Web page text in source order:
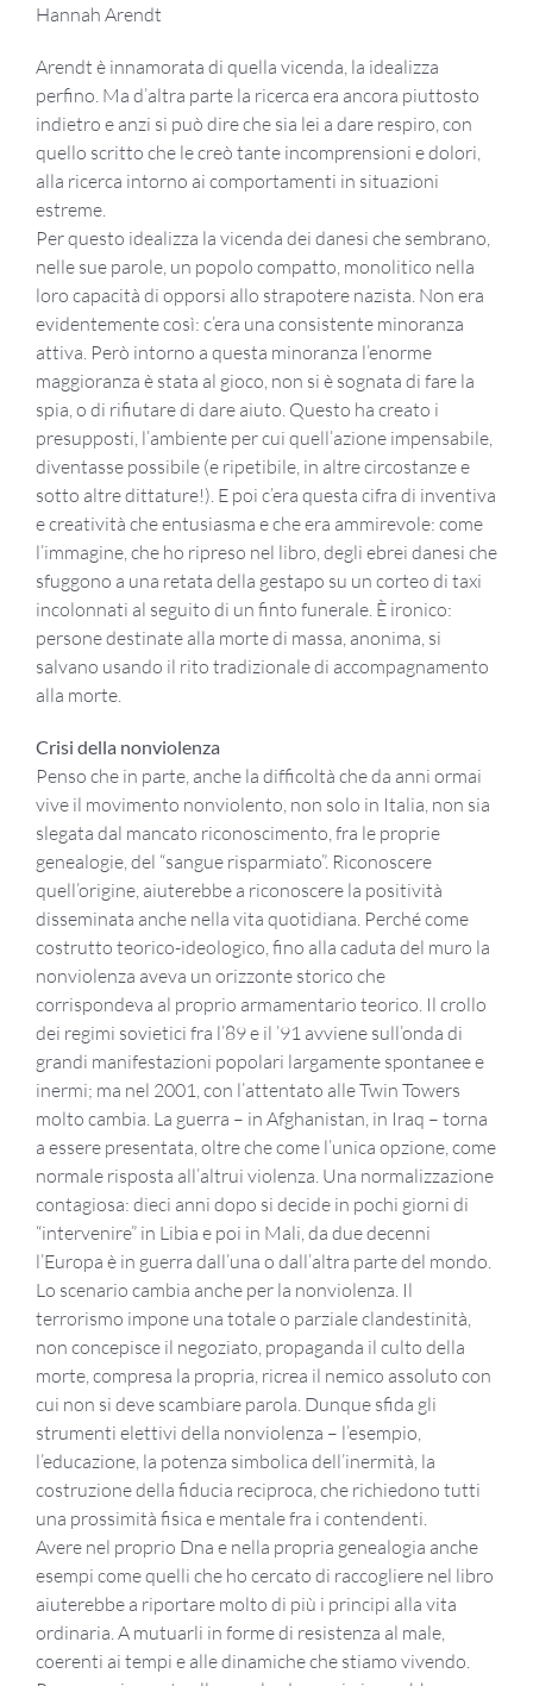
Hannah Arendt
Arendt è innamorata di quella vicenda, la idealizza
perfino. Ma d’altra parte la ricerca era ancora piuttosto
indietro e anzi si può dire che sia lei a dare respiro, con
quello scritto che le creò tante incomprensioni e dolori,
alla ricerca intorno ai comportamenti in situazioni
estreme.
Per questo idealizza la vicenda dei danesi che sembrano,
nelle sue parole, un popolo compatto, monolitico nella
loro capacità di opporsi allo strapotere nazista. Non era
evidentemente così: c’era una consistente minoranza
attiva. Però intorno a questa minoranza l’enorme
maggioranza è stata al gioco, non si è sognata di fare la
spia, o di rifiutare di dare aiuto. Questo ha creato i
presupposti, l’ambiente per cui quell’azione impensabile,
diventasse possibile (e ripetibile, in altre circostanze e
sotto altre dittature!). E poi c’era questa cifra di inventiva
e creatività che entusiasma e che era ammirevole: come
l’immagine, che ho ripreso nel libro, degli ebrei danesi che
sfuggono a una retata della gestapo su un corteo di taxi
incolonnati al seguito di un finto funerale. È ironico:
persone destinate alla morte di massa, anonima, si
salvano usando il rito tradizionale di accompagnamento
alla morte.
Crisi della nonviolenza
Penso che in parte, anche la difficoltà che da anni ormai
vive il movimento nonviolento, non solo in Italia, non sia
slegata dal mancato riconoscimento, fra le proprie
genealogie, del “sangue risparmiato”. Riconoscere
quell’origine, aiuterebbe a riconoscere la positività
disseminata anche nella vita quotidiana. Perché come
costrutto teorico-ideologico, fino alla caduta del muro la
nonviolenza aveva un orizzonte storico che
corrispondeva al proprio armamentario teorico. Il crollo
dei regimi sovietici fra l’89 e il ’91 avviene sull’onda di
grandi manifestazioni popolari largamente spontanee e
inermi; ma nel 2001, con l’attentato alle Twin Towers
molto cambia. La guerra – in Afghanistan, in Iraq – torna
a essere presentata, oltre che come l’unica opzione, come
normale risposta all’altrui violenza. Una normalizzazione
contagiosa: dieci anni dopo si decide in pochi giorni di
“intervenire” in Libia e poi in Mali, da due decenni
l’Europa è in guerra dall’una o dall’altra parte del mondo.
Lo scenario cambia anche per la nonviolenza. Il
terrorismo impone una totale o parziale clandestinità,
non concepisce il negoziato, propaganda il culto della
morte, compresa la propria, ricrea il nemico assoluto con
cui non si deve scambiare parola. Dunque sfida gli
strumenti elettivi della nonviolenza – l’esempio,
l’educazione, la potenza simbolica dell’inermità, la
costruzione della fiducia reciproca, che richiedono tutti
una prossimità fisica e mentale fra i contendenti.
Avere nel proprio Dna e nella propria genealogia anche
esempi come quelli che ho cercato di raccogliere nel libro
aiuterebbe a riportare molto di più i principi alla vita
ordinaria. A mutuarli in forme di resistenza al male,
coerenti ai tempi e alle dinamiche che stiamo vivendo.